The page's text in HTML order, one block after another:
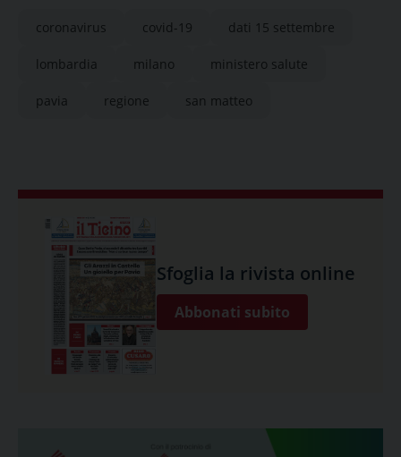
coronavirus covid-19 dati 15 settembre
lombardia milano ministero salute
pavia regione san matteo
Sfoglia la rivista online
Abbonati subito